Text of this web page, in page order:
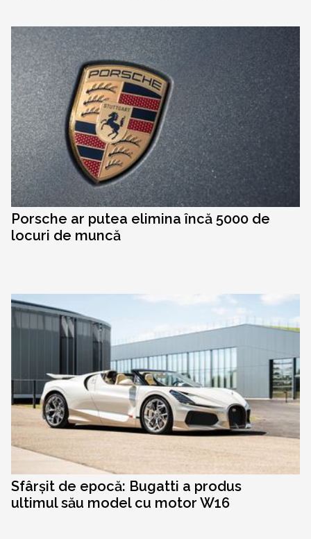
Porsche ar putea elimina încă 5000 de
locuri de muncă
Sfârșit de epocă: Bugatti a produs
ultimul său model cu motor W16